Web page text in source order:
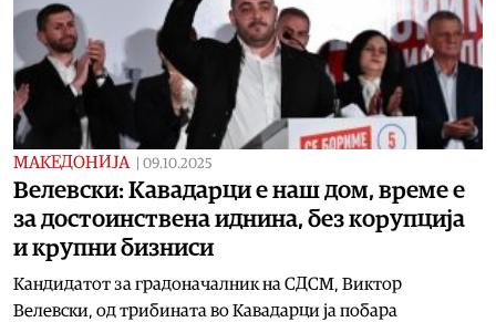
МАКЕДОНИЈА 09.10.2025
Велевски: Кавадарци е наш дом, време е
за достоинствена иднина, без корупција
и крупни бизниси
Кандидатот за градоначалник на СДСМ, Виктор
Велевски, од трибината во Кавадарци ја побара